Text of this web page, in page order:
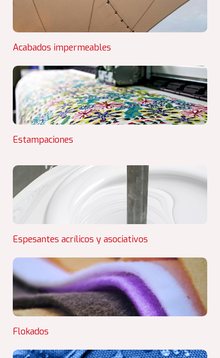
Acabados impermeables
Estampaciones
Espesantes acrílicos y asociativos
Flokados